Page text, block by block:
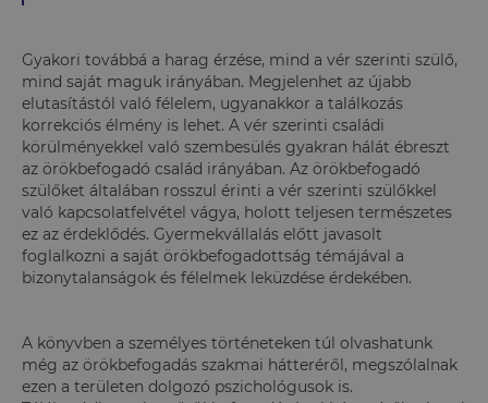
Gyakori továbbá a harag érzése, mind a vér szerinti szülő,
mind saját maguk irányában. Megjelenhet az újabb
elutasítástól való félelem, ugyanakkor a találkozás
korrekciós élmény is lehet. A vér szerinti családi
körülményekkel való szembesülés gyakran hálát ébreszt
az örökbefogadó család irányában. Az örökbefogadó
szülőket általában rosszul érinti a vér szerinti szülőkkel
való kapcsolatfelvétel vágya, holott teljesen természetes
ez az érdeklődés. Gyermekvállalás előtt javasolt
foglalkozni a saját örökbefogadottság témájával a
bizonytalanságok és félelmek leküzdése érdekében.
A könyvben a személyes történeteken túl olvashatunk
még az örökbefogadás szakmai hátteréről, megszólalnak
ezen a területen dolgozó pszichológusok is.